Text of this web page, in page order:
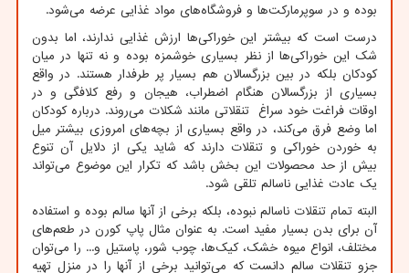
بوده و در سوپرمارکت‌ها و فروشگاه‌های مواد غذایی عرضه می‌شود.
درست است که بیشتر این خوراکی‌ها ارزش غذایی ندارند، اما بدون
شک این خوراکی‌ها از نظر بسیاری خوشمزه بوده و نه تنها در میان
کودکان بلکه در بین بزرگسالان هم بسیار پر طرفدار هستند. در واقع
بسیاری از بزرگسالان هنگام اضطراب، هیجان و رفع کلافگی و در
اوقات فراغت خود سراغ تنقلاتی مانند شکلات می‌روند. درباره کودکان
اما وضع فرق می‌کند، در واقع بسیاری از بچه‌های امروزی بیشتر میل
به خوردن خوراکی و تنقلات دارند که شاید یکی از دلایل آن تنوع
بیش از حد محصولات این بخش باشد که تکرار این موضوع می‌تواند
یک عادت غذایی ناسالم تلقی شود.
البته تمام تنقلات ناسالم نبوده، بلکه برخی از آنها سالم بوده و استفاده
آن برای بدن بسیار مفید است. به عنوان مثال پاپ کورن در طعم‌های
مختلف، انواع میوه خشک، کیک‌ها، چوب شور، پاستیل و... را می‌توان
جزو تنقلات سالم دانست که می‌توانید برخی از آنها را در منزل تهیه